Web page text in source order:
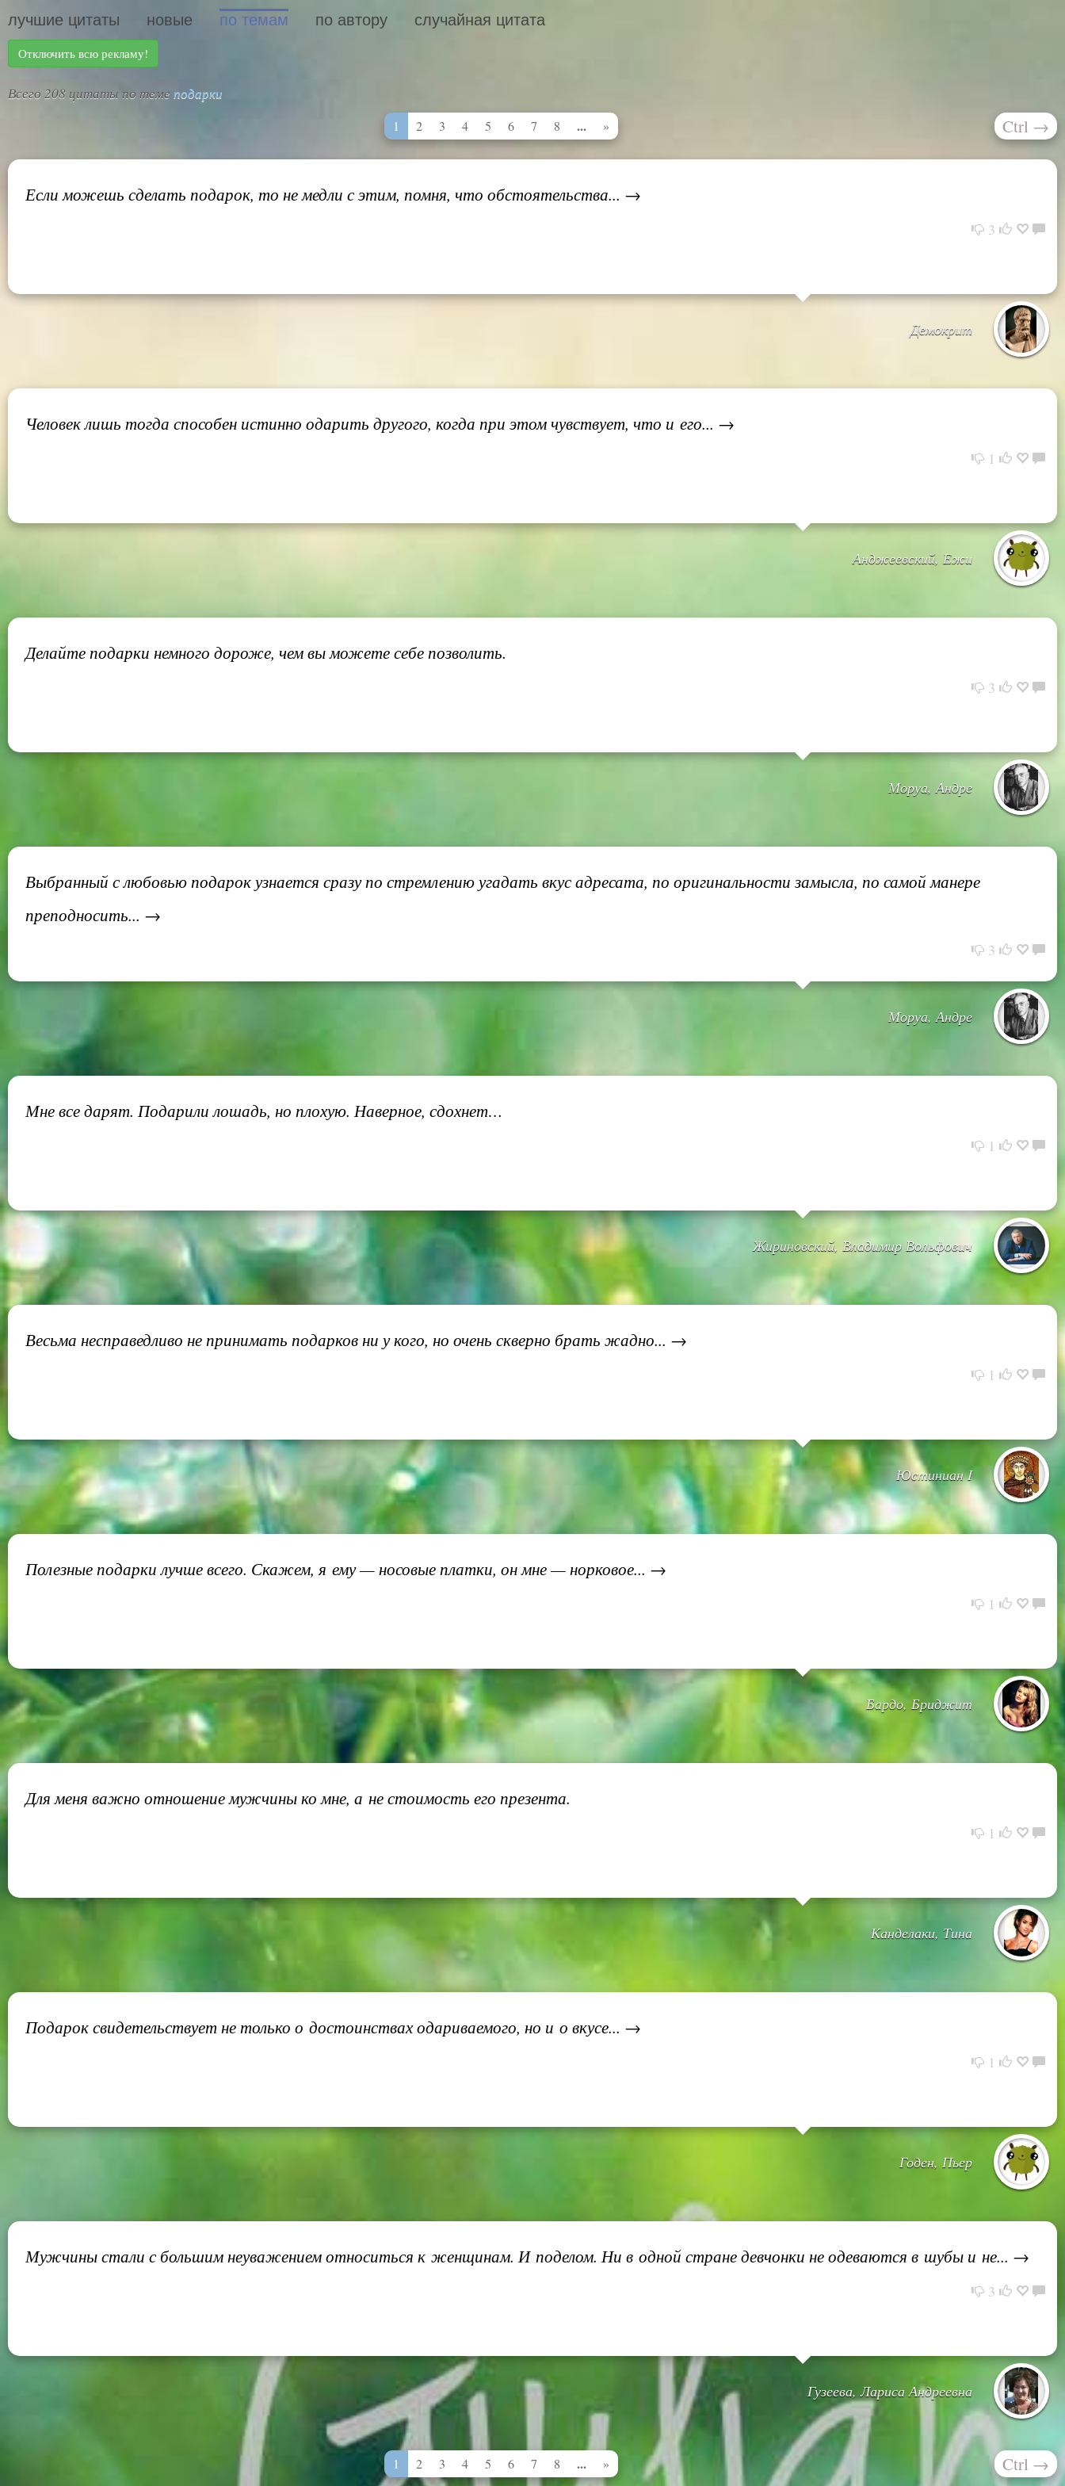
лучшие цитаты новые по темам по автору случайная цитата
Отключить всю рекламу!
Всего 208 цитаты по теме подарки
1 2 3 4 5 6 7 8 ... » Ctrl →
Если можешь сделать подарок, то не медли с этим, помня, что обстоятельства... →
3
Демокрит
Человек лишь тогда способен истинно одарить другого, когда при этом чувствует, что и его... →
1
Анджеевский, Ежи
Делайте подарки немного дороже, чем вы можете себе позволить.
3
Моруа, Андре
Выбранный с любовью подарок узнается сразу по стремлению угадать вкус адресата, по оригинальности замысла, по самой манере
преподносить... →
3
Моруа, Андре
Мне все дарят. Подарили лошадь, но плохую. Наверное, сдохнет…
1
Жириновский, Владимир Вольфович
Весьма несправедливо не принимать подарков ни у кого, но очень скверно брать жадно... →
1
Юстиниан I
Полезные подарки лучше всего. Скажем, я ему — носовые платки, он мне — норковое... →
1
Бардо, Бриджит
Для меня важно отношение мужчины ко мне, а не стоимость его презента.
1
Канделаки, Тина
Подарок свидетельствует не только о достоинствах одариваемого, но и о вкусе... →
1
Годен, Пьер
Мужчины стали с большим неуважением относиться к женщинам. И поделом. Ни в одной стране девчонки не одеваются в шубы и не... →
3
Гузеева, Лариса Андреевна
1 2 3 4 5 6 7 8 ... » Ctrl →